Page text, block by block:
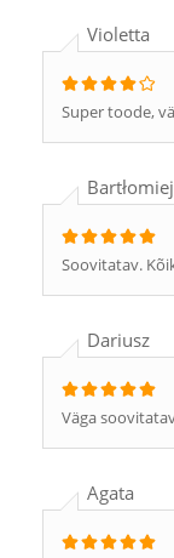
Violetta
Super toode,
Bartłomiej
Soovitatav.
Dariusz
Väga
Agata